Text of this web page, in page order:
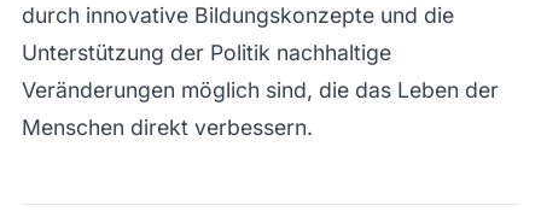
durch innovative Bildungskonzepte und die
Unterstützung der Politik nachhaltige
Veränderungen möglich sind, die das Leben der
Menschen direkt verbessern.